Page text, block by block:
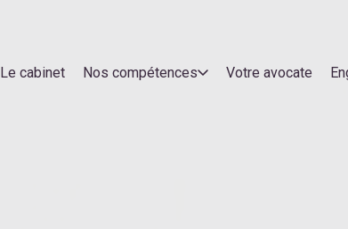
Le cabinet Nos compétences Votre avocate